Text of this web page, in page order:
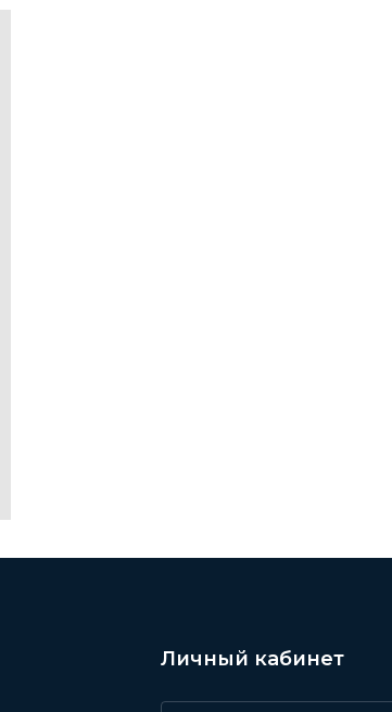
Личный кабинет